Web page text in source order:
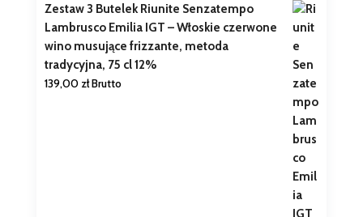
Zestaw 3 Butelek Riunite Senzatempo
Lambrusco Emilia IGT – Włoskie czerwone
wino musujące frizzante, metoda
tradycyjna, 75 cl 12%
139,00 złBrutto